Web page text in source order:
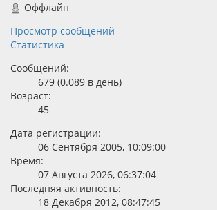
Оффлайн
Просмотр сообщений
Статистика
Сообщений:
679 (0.089 в день)
Возраст:
45
Дата регистрации:
06 Сентября 2005, 10:09:00
Время:
07 Августа 2026, 06:37:04
Последняя активность:
18 Декабря 2012, 08:47:45